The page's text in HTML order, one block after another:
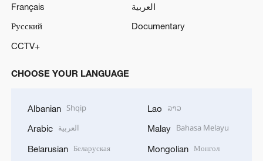
Français
العربية
Русский
Documentary
CCTV+
CHOOSE YOUR LANGUAGE
Albanian Shqip
Arabic العربية
Belarusian Беларуская
Lao ລາວ
Malay Bahasa Melayu
Mongolian Монгол